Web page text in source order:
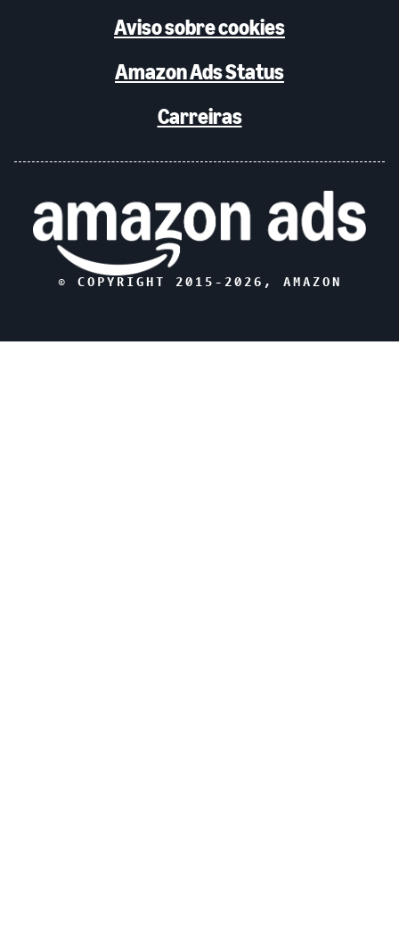
Aviso sobre cookies
Amazon Ads Status
Carreiras
© COPYRIGHT 2015- 2026 , AMAZON